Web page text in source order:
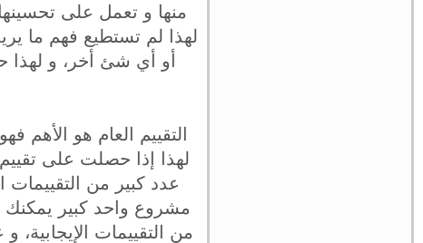
منها و تعمل على
لهذا لم تستطيع فهم ما
أو أي شئ أخر، و لهذا
التقييم العام هو
لهذا إذا حصلت على
عدد كبير من التقييمات
مشروع واحد كبير
من التقييمات